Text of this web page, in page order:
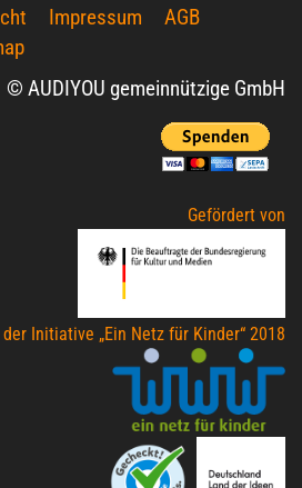
Impressum
AGB
© AUDIYOU gemeinnützige GmbH
Gefördert von
Initiative „Ein Netz für Kinder“ 2018